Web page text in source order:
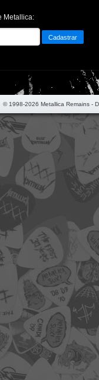
Metallica:
© 1998-2026 Metallica Remains -